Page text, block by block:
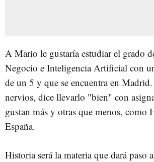
A Mario le gustaría estudiar el grado
Negocio e Inteligencia Artificial con
de un 5 y que se encuentra en
nervios, dice llevarlo "bien" con
gustan más y otras que menos, como
España.
Historia será la materia que dará paso